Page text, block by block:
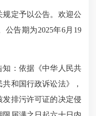
定予以公告。欢迎公
公告期为2025年6月19
：依据《中华人民共
和国行政诉讼法》，
排污许可证的决定侵